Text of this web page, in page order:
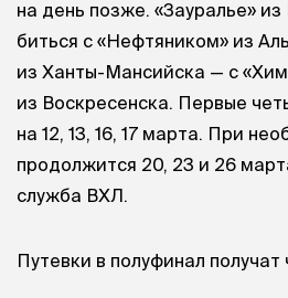
на день позже. «Зауралье» из
биться с «Нефтяником» из
из Ханты-Мансийска — с
из Воскресенска. Первые
на 12, 13, 16, 17 марта. При
продолжится 20, 23 и 26
служба ВХЛ.
Путевки в полуфинал